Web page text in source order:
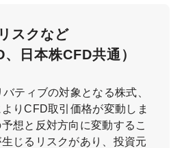
リスクなど
、日本株CFD共通）
ティブの対象となる株式、
りCFD取引価格が変動しま
想と反対方向に変動するこ
じるリスクがあり、投資元